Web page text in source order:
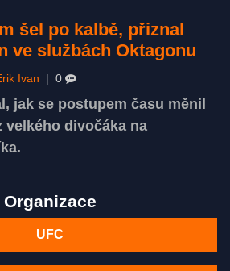
šel po kalbě, přiznal
ve službách Oktagonu
Ivan 0
jak se postupem času měnil
velkého divočáka na
Organizace
UFC